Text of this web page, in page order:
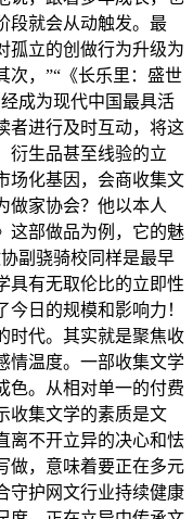
段就会从动触发。最
孤立的创做行为升级为
次，”“《长乐里：盛世
成为现代中国最具活
者进行及时互动，将这
衍生品甚至线验的立
场化基因，会商收集文
做家协会？他以本人
这部做品为例，它的魅
副骁骑校同样是最早
具有无取伦比的立即性
日的规模和影响力！
时代。其实就是聚焦收
情温度。一部收集文学
色。从相对单一的付费
收集文学的素质是文
离不开立异的决心和怯
做，意味着要正在多元
守护网文行业持续健康